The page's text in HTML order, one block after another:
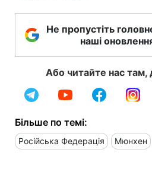
Не пропустіть
наші
Або читайте нас там,
Більше по темі:
Російська Федерація Мюнхен